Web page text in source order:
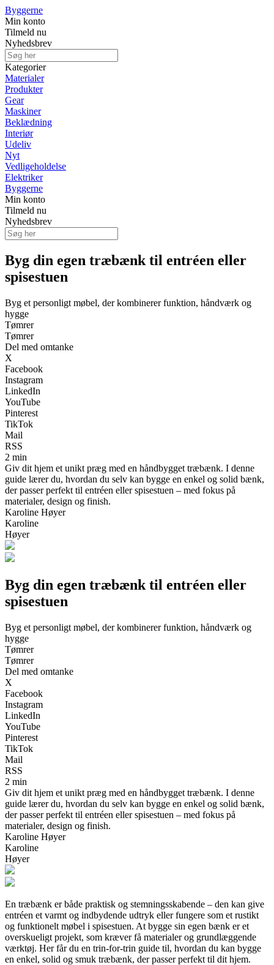
Byggerne
Min konto
Tilmeld nu
Nyhedsbrev
Kategorier
Materialer
Produkter
Gear
Maskiner
Beklædning
Interiør
Udeliv
Nyt
Vedligeholdelse
Elektriker
Byggerne
Min konto
Tilmeld nu
Nyhedsbrev
Byg din egen træbænk til entréen eller
spisestuen
Byg et personligt møbel, der kombinerer funktion, håndværk og
hygge
Tømrer
Tømrer
Del med omtanke
X
Facebook
Instagram
LinkedIn
YouTube
Pinterest
TikTok
Mail
RSS
2 min
Giv dit hjem et unikt præg med en håndbygget træbænk. I denne
guide lærer du, hvordan du selv kan bygge en enkel og solid bænk,
der passer perfekt til entréen eller spisestuen – med fokus på
materialer, design og finish.
Karoline Høyer
Karoline
Høyer
Byg din egen træbænk til entréen eller
spisestuen
Byg et personligt møbel, der kombinerer funktion, håndværk og
hygge
Tømrer
Tømrer
Del med omtanke
X
Facebook
Instagram
LinkedIn
YouTube
Pinterest
TikTok
Mail
RSS
2 min
Giv dit hjem et unikt præg med en håndbygget træbænk. I denne
guide lærer du, hvordan du selv kan bygge en enkel og solid bænk,
der passer perfekt til entréen eller spisestuen – med fokus på
materialer, design og finish.
Karoline Høyer
Karoline
Høyer
En træbænk er både praktisk og stemningsskabende – den kan give
entréen et varmt og indbydende udtryk eller fungere som et rustikt
og funktionelt møbel i spisestuen. At bygge sin egen bænk er et
overskueligt projekt, som kræver få materialer og grundlæggende
værktøj. Her får du en trin-for-trin guide til, hvordan du kan bygge
en enkel, solid og smuk træbænk, der passer perfekt til dit hjem.